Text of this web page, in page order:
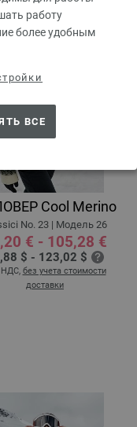
работу
более удобным
ВСЕ
Cool Merino
No. 23 | Модель 26
€ - 105,28 €
$ - 123,02 $
НДС, без учета стоимости
доставки